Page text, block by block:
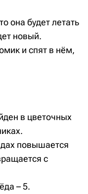
она будет летать
новый.
и спят в нём,
в цветочных
повышается
с
– 5.